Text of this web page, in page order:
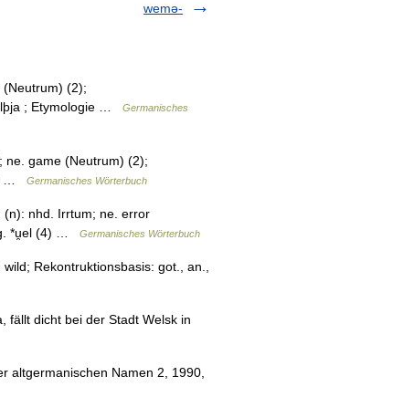
wemə-
(2);
; Etymologie …
Germanisches
ne. game (Neutrum) (2);
…
Germanisches Wörterbuch
nhd. Irrtum; ne. error
*u̯el (4) …
Germanisches Wörterbuch
Rekontruktionsbasis: got., an.,
fällt dicht bei der Stadt Welsk in
altgermanischen Namen 2, 1990,